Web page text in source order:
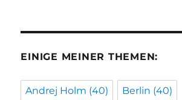
EINIGE MEINER THEMEN:
Andrej Holm (40) Berlin (40)